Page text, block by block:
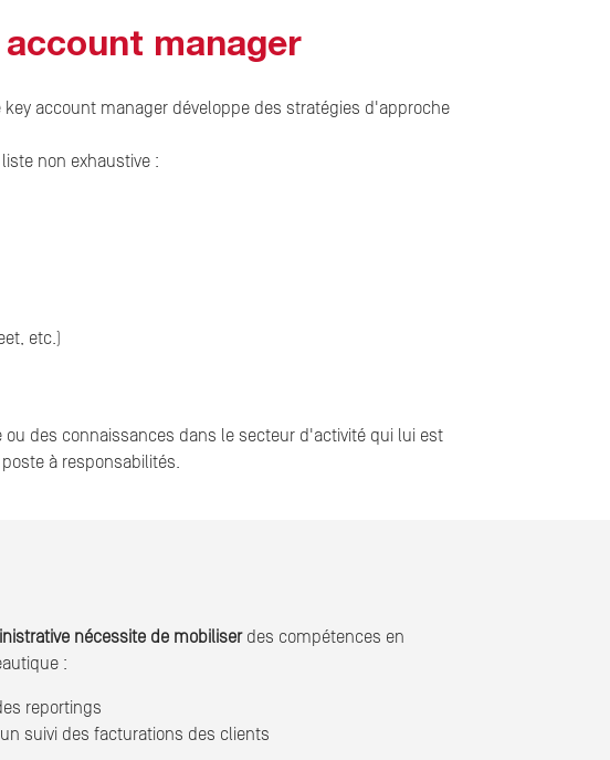
manager
account manager développe des stratégies d'approche
non exhaustive :
etc.)
des connaissances dans le secteur d'activité qui lui est
à responsabilités.
nécessite de mobiliserdes compétences en
:
reportings
suivi des facturations des clients